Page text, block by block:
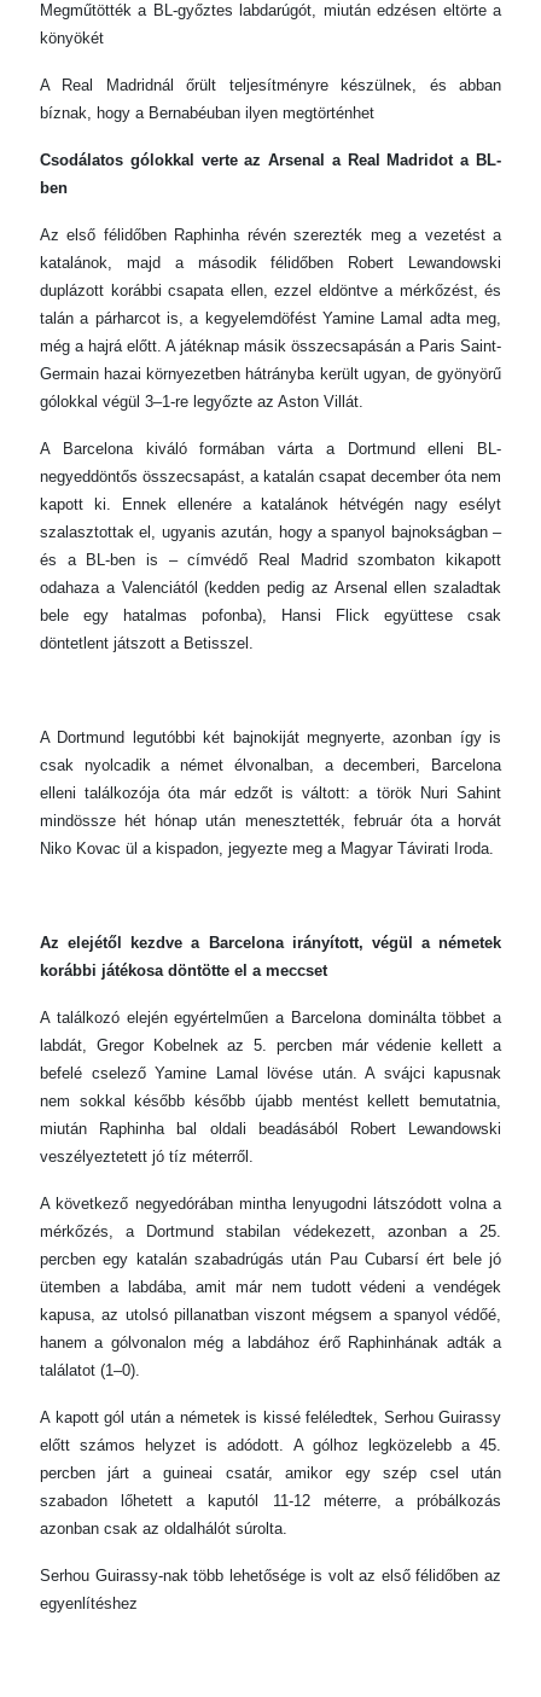
Megműtötték a BL-győztes labdarúgót, miután edzésen eltörte a
könyökét
A Real Madridnál őrült teljesítményre készülnek, és abban
bíznak, hogy a Bernabéuban ilyen megtörténhet
Csodálatos gólokkal verte az Arsenal a Real Madridot a BL-
ben
Az első félidőben Raphinha révén szerezték meg a vezetést a
katalánok, majd a második félidőben Robert Lewandowski
duplázott korábbi csapata ellen, ezzel eldöntve a mérkőzést, és
talán a párharcot is, a kegyelemdöfést Yamine Lamal adta meg,
még a hajrá előtt. A játéknap másik összecsapásán a Paris Saint-
Germain hazai környezetben hátrányba került ugyan, de gyönyörű
gólokkal végül 3–1-re legyőzte az Aston Villát.
A Barcelona kiváló formában várta a Dortmund elleni BL-
negyeddöntős összecsapást, a katalán csapat december óta nem
kapott ki. Ennek ellenére a katalánok hétvégén nagy esélyt
szalasztottak el, ugyanis azután, hogy a spanyol bajnokságban –
és a BL-ben is – címvédő Real Madrid szombaton kikapott
odahaza a Valenciától (kedden pedig az Arsenal ellen szaladtak
bele egy hatalmas pofonba), Hansi Flick együttese csak
döntetlent játszott a Betisszel.
A Dortmund legutóbbi két bajnokiját megnyerte, azonban így is
csak nyolcadik a német élvonalban, a decemberi, Barcelona
elleni találkozója óta már edzőt is váltott: a török Nuri Sahint
mindössze hét hónap után menesztették, február óta a horvát
Niko Kovac ül a kispadon, jegyezte meg a Magyar Távirati Iroda.
Az elejétől kezdve a Barcelona irányított, végül a németek
korábbi játékosa döntötte el a meccset
A találkozó elején egyértelműen a Barcelona dominálta többet a
labdát, Gregor Kobelnek az 5. percben már védenie kellett a
befelé cselező Yamine Lamal lövése után. A svájci kapusnak
nem sokkal később később újabb mentést kellett bemutatnia,
miután Raphinha bal oldali beadásából Robert Lewandowski
veszélyeztetett jó tíz méterről.
A következő negyedórában mintha lenyugodni látszódott volna a
mérkőzés, a Dortmund stabilan védekezett, azonban a 25.
percben egy katalán szabadrúgás után Pau Cubarsí ért bele jó
ütemben a labdába, amit már nem tudott védeni a vendégek
kapusa, az utolsó pillanatban viszont mégsem a spanyol védőé,
hanem a gólvonalon még a labdához érő Raphinhának adták a
találatot (1–0).
A kapott gól után a németek is kissé feléledtek, Serhou Guirassy
előtt számos helyzet is adódott. A gólhoz legközelebb a 45.
percben járt a guineai csatár, amikor egy szép csel után
szabadon lőhetett a kaputól 11-12 méterre, a próbálkozás
azonban csak az oldalhálót súrolta.
Serhou Guirassy-nak több lehetősége is volt az első félidőben az
egyenlítéshez